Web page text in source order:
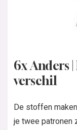
6x Anders
verschil
De stoffen
je twee patronen